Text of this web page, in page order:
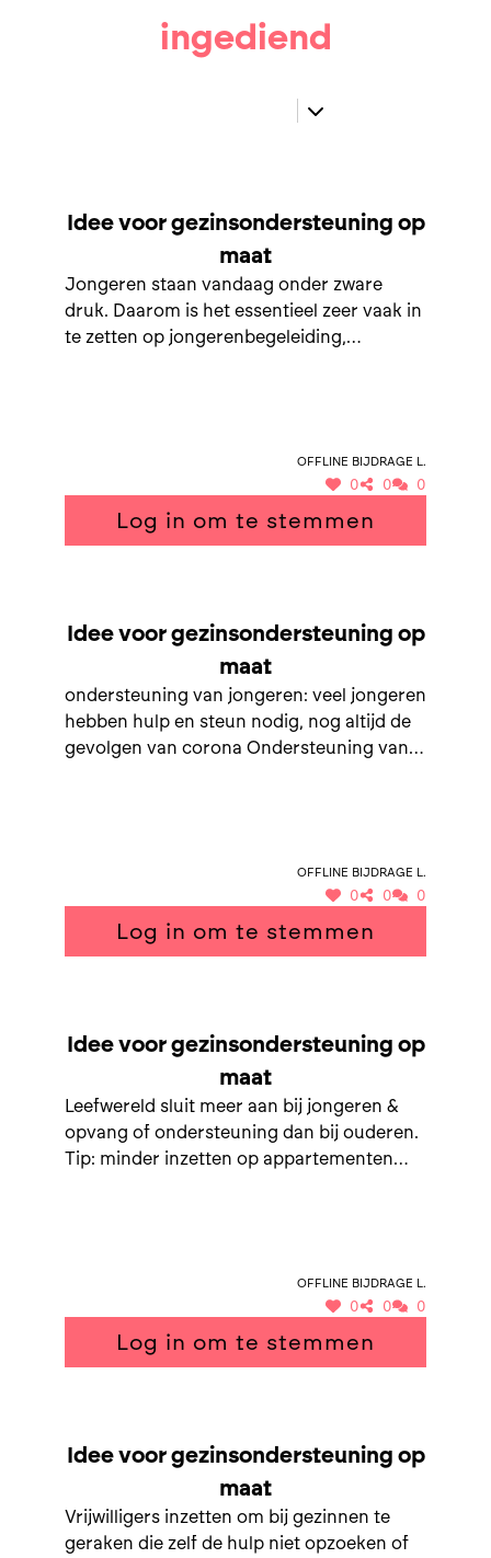
ingediend
Idee voor gezinsondersteuning op
maat
Jongeren staan vandaag onder zware
druk. Daarom is het essentieel zeer vaak in
te zetten op jongerenbegeleiding,
kunnen of durven bv vragen over drugs en
dergelijke meer.
Offline bijdrage L.
0 0 0
Log in om te stemmen
Idee voor gezinsondersteuning op
maat
ondersteuning van jongeren: veel jongeren
hebben hulp en steun nodig, nog altijd de
gevolgen van corona Ondersteuning van
Offline bijdrage L.
0 0 0
Log in om te stemmen
Idee voor gezinsondersteuning op
maat
Leefwereld sluit meer aan bij jongeren &
opvang of ondersteuning dan bij ouderen.
Tip: minder inzetten op appartementen
Offline bijdrage L.
0 0 0
Log in om te stemmen
Idee voor gezinsondersteuning op
maat
Vrijwilligers inzetten om bij gezinnen te
geraken die zelf de hulp niet opzoeken of